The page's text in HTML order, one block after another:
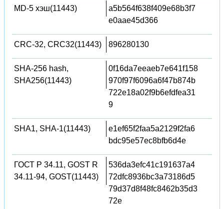
MD-5 хэш(11443)
a5b564f638f409e68b3f7
e0aae45d366
CRC-32, CRC32(11443) 896280130
SHA-256 hash,
SHA256(11443)
0f16da7eeaeb7e641f158
970f97f6096a6f47b874b
722e18a02f9b6efdfea31
9
SHA1, SHA-1(11443)
e1ef65f2faa5a2129f2fa6
bdc95e57ec8bfb6d4e
ГОСТ Р 34.11, GOST R
34.11-94, GOST(11443)
536da3efc41c191637a4
72dfc8936bc3a73186d5
79d37d8f48fc8462b35d3
72e